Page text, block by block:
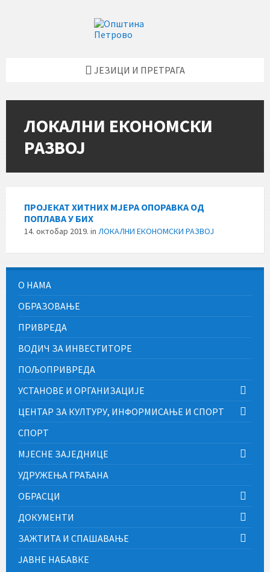
ЈЕЗИЦИ И ПРЕТРАГА
ЛОКАЛНИ ЕКОНОМСКИ
РАЗВОЈ
ПРОЈЕКАТ ХИТНИХ МЈЕРА ОПОРАВКА ОД
ПОПЛАВА У БИХ
14. октобар 2019. in ЛОКАЛНИ ЕКОНОМСКИ РАЗВОЈ
О НАМА
ОБРАЗОВАЊЕ
ПРИВРЕДА
ВОДИЧ ЗА ИНВЕСТИТОРЕ
ПОЉОПРИВРЕДА
УСТАНОВЕ И ОРГАНИЗАЦИЈЕ
ЦЕНТАР ЗА КУЛТУРУ, ИНФОРМИСАЊЕ И СПОРТ
СПОРТ
МЈЕСНЕ ЗАЈЕДНИЦЕ
УДРУЖЕЊА ГРАЂАНА
ОБРАСЦИ
ДОКУМЕНТИ
ЗАЖТИТА И СПАШАВАЊЕ
ЈАВНЕ НАБАВКЕ